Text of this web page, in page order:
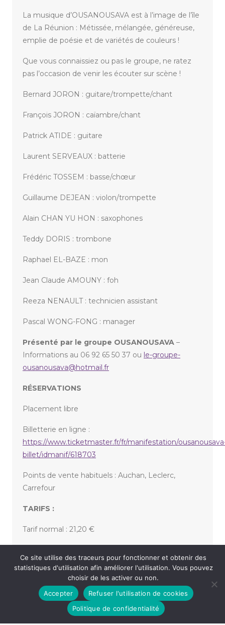
La musique d’OUSANOUSAVA est à l’image de l’île
de La Réunion : Métissée, mélangée, généreuse,
emplie de poésie et de variétés de couleurs !
Que vous connaissiez ou pas le groupe, ne ratez
pas l’occasion de venir les écouter sur scène !
Bernard JORON : guitare/trompette/chant
François JORON : caïambre/chant
Patrick ATIDE : guitare
Laurent SERVEAUX : batterie
Frédéric TOSSEM : basse/chœur
Guillaume DEJEAN : violon/trompette
Alain CHAN YU HON : saxophones
Teddy DORIS : trombone
Raphael EL-BAZE : mon
Jean Claude AMOUNY : foh
Reeza NENAULT : technicien assistant
Pascal WONG-FONG : manager
Présenté par le groupe OUSANOUSAVA –
Informations au 06 92 65 50 37 ou le-groupe-
ousanousava@hotmail.fr
RÉSERVATIONS
Placement libre
Billetterie en ligne :
https://www.ticketmaster.fr/fr/manifestation/
billet/idmanif/618703
Points de vente habituels : Auchan, Leclerc,
Carrefour
TARIFS :
Tarif normal : 21,20 €
ÉDOUARD DELOIGNON – GRANDIRA PLUS TARD
UNIVERSITÉ OUVERTE – RENTRÉE SOLENNELLE
Ce site utilise des traceurs pour fonctionner et obtenir des
statistiques d'utilisation afin améliorer l'utilisation. Vous pouvez
choisir de les activer ou non.
Accepter
Refuser l'utilisation de cookies
Politique de confidentialité